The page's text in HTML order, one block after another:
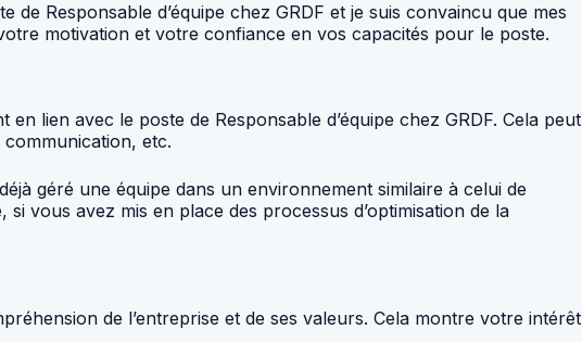
Responsable d’équipe chez GRDF et je suis convaincu que mes
motivation et votre confiance en vos capacités pour le poste.
lien avec le poste de Responsable d’équipe chez GRDF. Cela peut
etc.
géré une équipe dans un environnement similaire à celui de
vous avez mis en place des processus d’optimisation de la
de l’entreprise et de ses valeurs. Cela montre votre intérêt